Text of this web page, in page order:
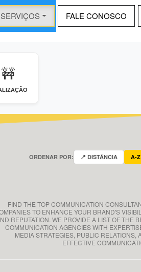
SERVIÇOS FALE CONOSCO
🚧
ORDENAR POR: 📍 DISTÂNCIA A-
FIND THE TOP COMMUNICATION
TO ENHANCE YOUR BRAND'S
REPUTATION. WE PROVIDE A LIST OF THE
COMMUNICATION AGENCIES WITH
MEDIA STRATEGIES, PUBLIC RELATIONS,
EFFECTIVE